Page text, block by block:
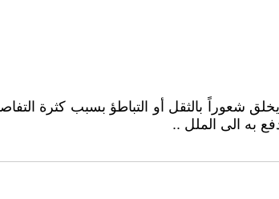
شعوراً بالثقل أو التباطؤ بسبب كثرة
به الى الملل ..